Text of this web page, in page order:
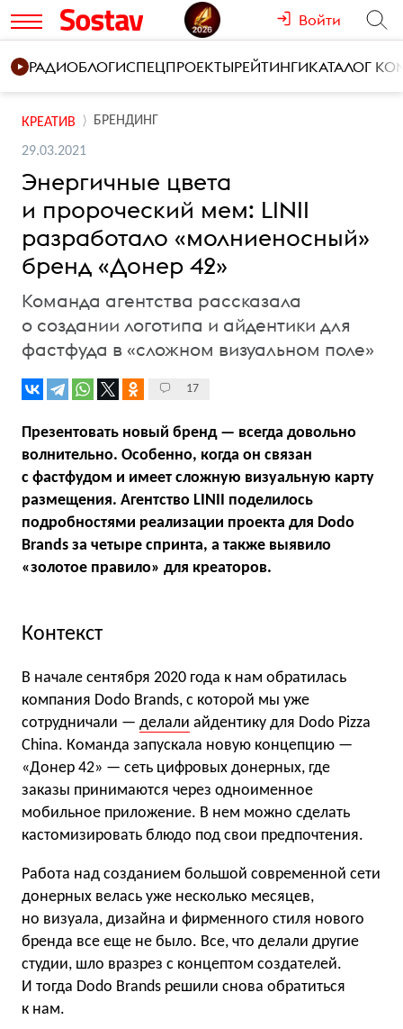
Войти
РАДИОБЛОГИСПЕЦПРОЕКТЫРЕЙТИНГИКАТАЛОГ
КРЕАТИВ БРЕНДИНГ
29.03.2021
Энергичные цвета
и пророческий мем: LINII
разработало «молниеносный»
бренд «Донер 42»
Команда агентства рассказала
о создании логотипа и айдентики для
фастфуда в «сложном визуальном поле»
17
Презентовать новый бренд — всегда довольно
волнительно. Особенно, когда он связан
с фастфудом и имеет сложную визуальную карту
размещения. Агентство LINII поделилось
подробностями реализации проекта для Dodo
Brands за четыре спринта, а также выявило
«золотое правило» для креаторов.
Контекст
В начале сентября 2020 года к нам обратилась
компания Dodo Brands, с которой мы уже
сотрудничали — делали айдентику для Dodo Pizza
China. Команда запускала новую концепцию —
«Донер 42» — сеть цифровых донерных, где
заказы принимаются через одноименное
мобильное приложение. В нем можно сделать
кастомизировать блюдо под свои предпочтения.
Работа над созданием большой современной сети
донерных велась уже несколько месяцев,
но визуала, дизайна и фирменного стиля нового
бренда все еще не было. Все, что делали другие
студии, шло вразрез с концептом создателей.
И тогда Dodo Brands решили снова обратиться
к нам.